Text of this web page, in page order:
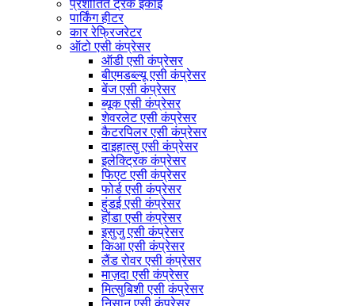
प्रशीतित ट्रक इकाई
पार्किंग हीटर
कार रेफ्रिजरेटर
ऑटो एसी कंप्रेसर
ऑडी एसी कंप्रेसर
बीएमडब्ल्यू एसी कंप्रेसर
बेंज एसी कंप्रेसर
ब्यूक एसी कंप्रेसर
शेवरलेट एसी कंप्रेसर
कैटरपिलर एसी कंप्रेसर
दाइहात्सु एसी कंप्रेसर
इलेक्ट्रिक कंप्रेसर
फिएट एसी कंप्रेसर
फोर्ड एसी कंप्रेसर
हुंडई एसी कंप्रेसर
होंडा एसी कंप्रेसर
इसुजु एसी कंप्रेसर
किआ एसी कंप्रेसर
लैंड रोवर एसी कंप्रेसर
माज़दा एसी कंप्रेसर
मित्सुबिशी एसी कंप्रेसर
निसान एसी कंप्रेसर